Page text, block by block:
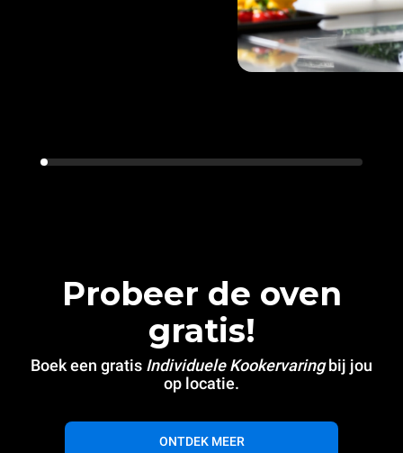
Probeer de oven
gratis!
Boek een gratis Individuele Kookervaringbij jou
op locatie.
ONTDEK MEER